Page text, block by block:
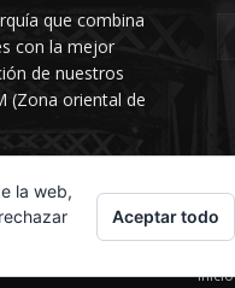
que combina
con la mejor
de nuestros
(Zona oriental de
Inicio
la web,
Aceptar todo